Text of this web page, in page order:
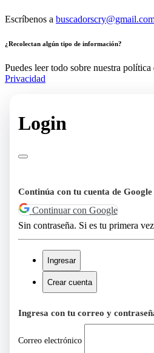
Escríbenos a
¿Recolectan algún tipo de información?
Puedes leer todo sobre nuestra
Privacidad
Login
Continúa con tu cuenta de Google
Continuar con Google
Sin contraseña. Si es tu primera
Ingresar
Crear cuenta
Ingresa con tu correo y
Correo electrónico